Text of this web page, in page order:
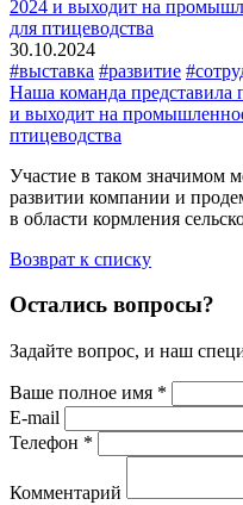
30.10.2024
#выставка #развитие
Наша команда представила
и выходит на
птицеводства
Участие в таком значимом
развитии компании и
в области кормления
Возврат к списку
Остались вопросы?
Задайте вопрос, и наш
Ваше полное имя *
E-mail
Телефон *
Комментарий